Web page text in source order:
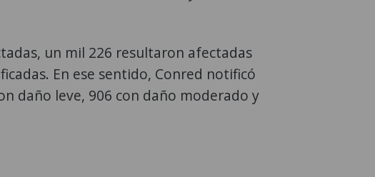
un mil 226 resultaron afectadas
En ese sentido, Conred notificó
daño leve, 906 con daño moderado y